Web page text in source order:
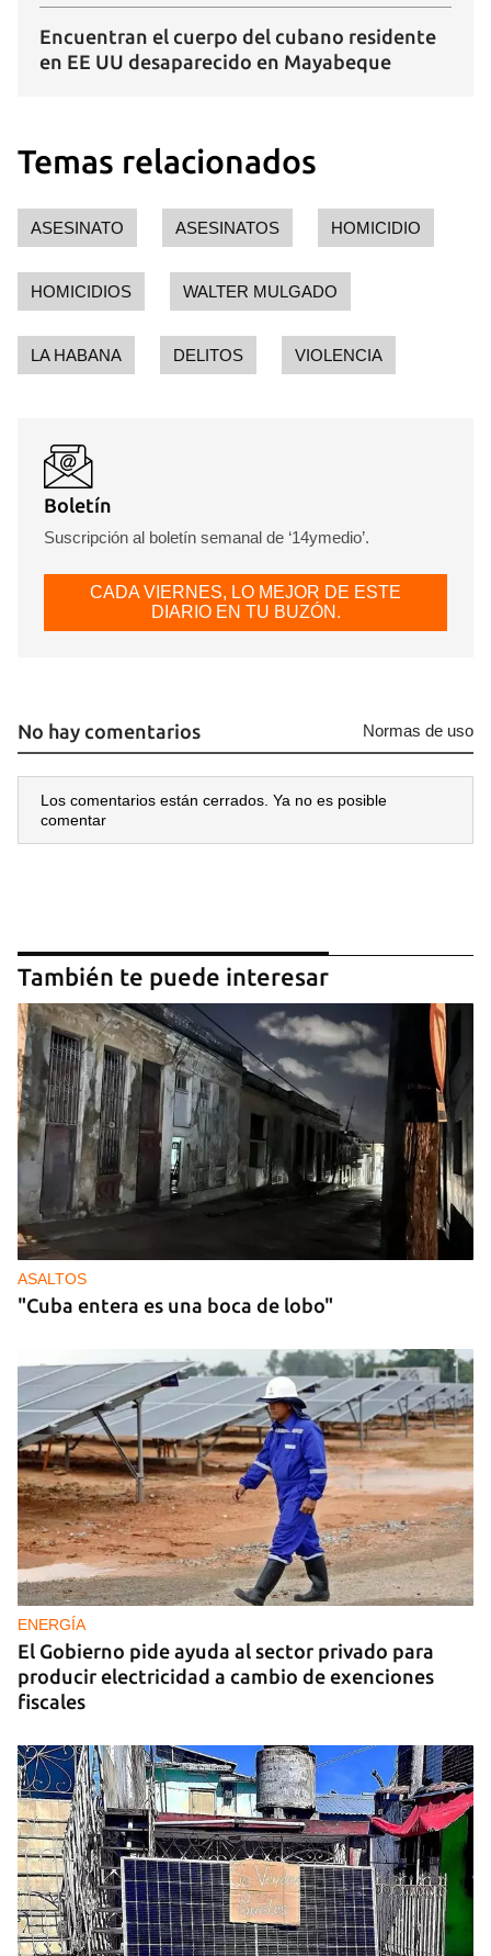
Guardar como favorito
Para poder guardar como favorito, primero has de
iniciar sesión con tu cuenta de 14ymedio.
Encuentran el cuerpo del cubano residente
en EE UU desaparecido en Mayabeque
Temas relacionados
ASESINATO ASESINATOS HOMICIDIO
HOMICIDIOS WALTER MULGADO
LA HABANA DELITOS VIOLENCIA
Boletín
Suscripción al boletín semanal de ‘14ymedio’.
CADA VIERNES, LO MEJOR DE ESTE
DIARIO EN TU BUZÓN.
No hay comentarios Normas de uso
Los comentarios están cerrados. Ya no es posible
comentar
También te puede interesar
ASALTOS
"Cuba entera es una boca de lobo"
ENERGÍA
El Gobierno pide ayuda al sector privado para
producir electricidad a cambio de exenciones
fiscales